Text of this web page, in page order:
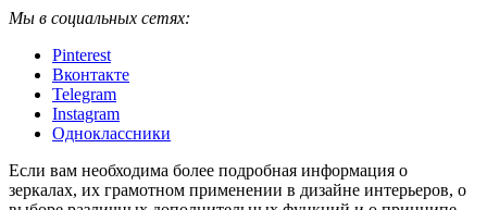
Мы в социальных сетях:
Pinterest
Вконтакте
Telegram
Instagram
Одноклассники
Если вам необходима более подробная информация о
зеркалах, их грамотном применении в дизайне интерьеров, о